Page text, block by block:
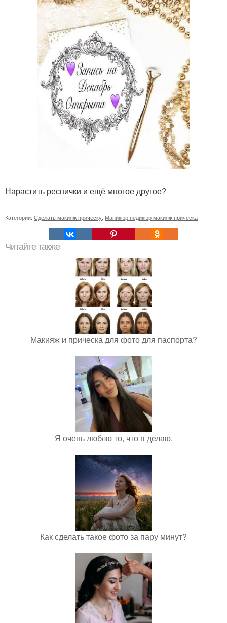
Нарастить реснички и ещё многое другое?
Категории: Сделать макияж прическу Маникюр педикюр макияж прическа
Читайте также
Макияж и прическа для фото для паспорта?
Я очень люблю то, что я делаю.
Как сделать такое фото за пару минут?